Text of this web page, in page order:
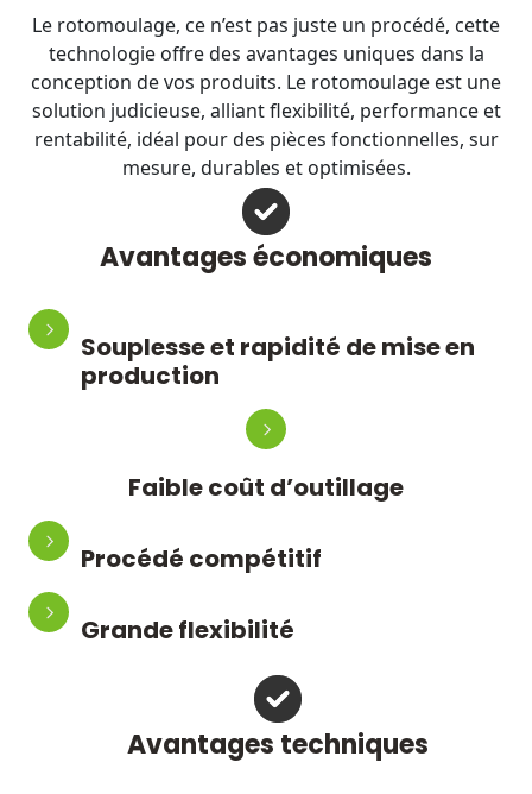
Le rotomoulage, ce n’est pas juste un procédé, cette
technologie offre des avantages uniques dans la
conception de vos produits. Le rotomoulage est une
solution judicieuse, alliant flexibilité, performance et
rentabilité, idéal pour des pièces fonctionnelles, sur
mesure, durables et optimisées.
Avantages économiques
Souplesse et rapidité de mise en
production
Faible coût d’outillage
Procédé compétitif
Grande flexibilité
Avantages techniques